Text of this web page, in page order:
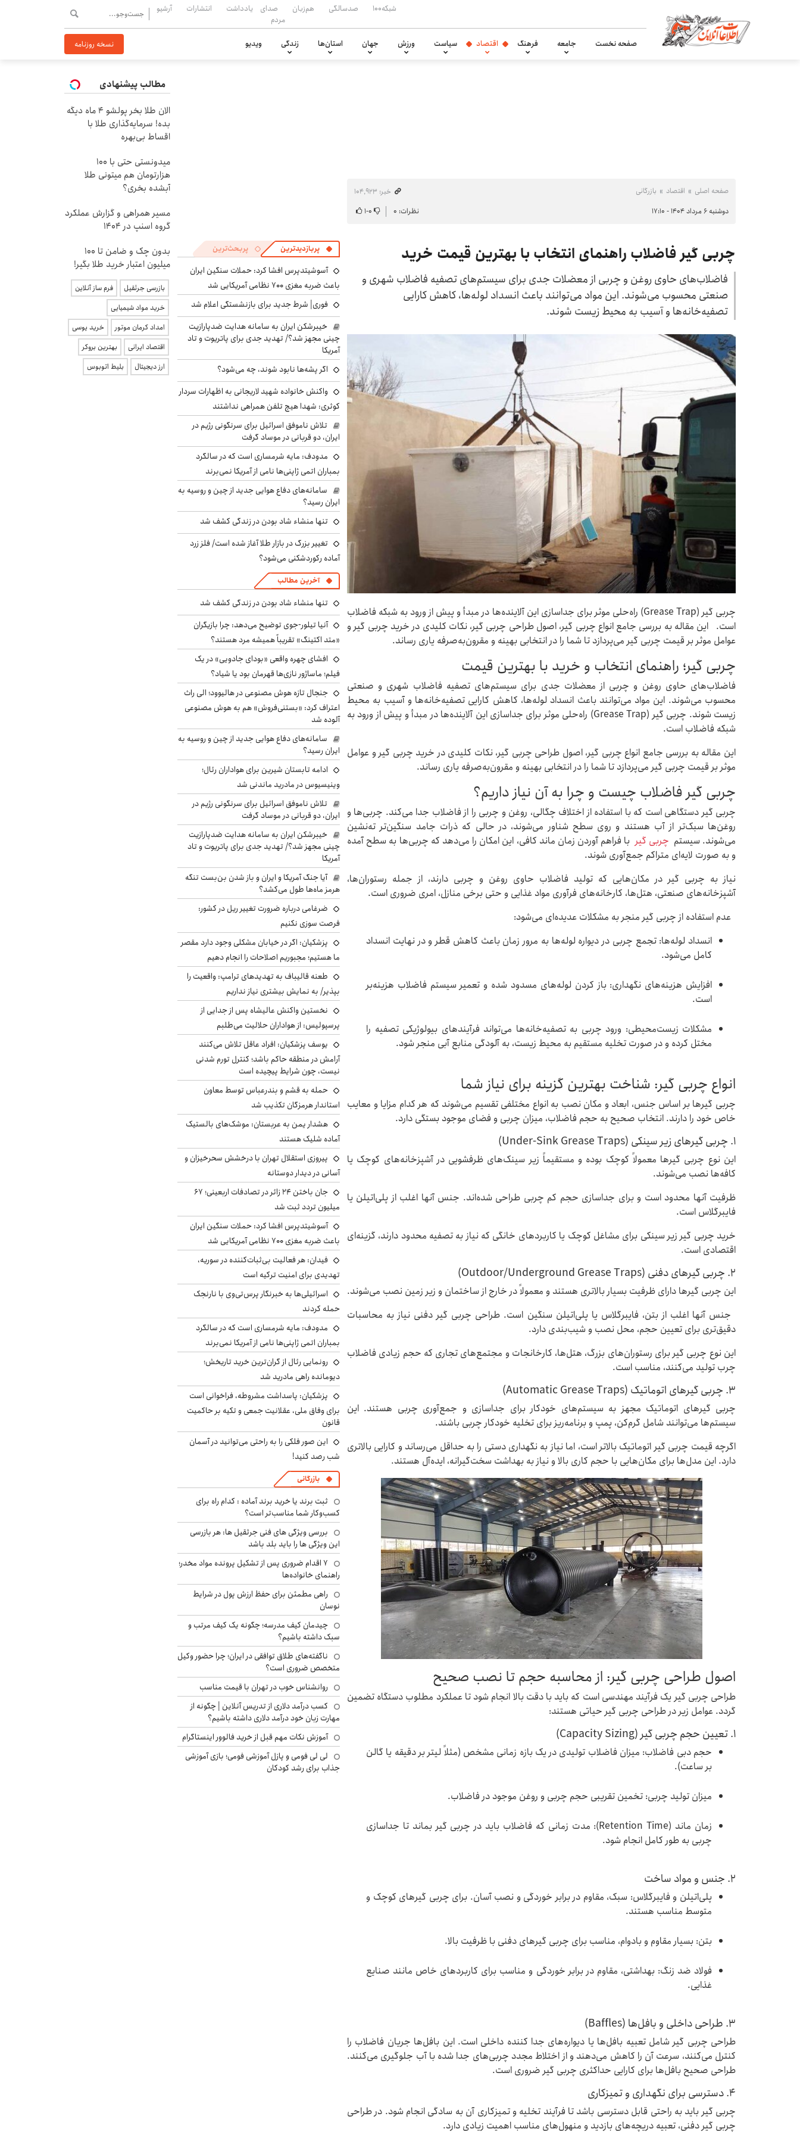
شبکه۱۰۰ صدسالگی هم‌زبان
صدای
مردم
یادداشت انتشارات آرشیو
صفحه نخست جامعه فرهنگ اقتصاد سیاست ورزش جهان استان‌ها زندگی ویدیو نسخه روزنامه
صفحه اصلی اقتصاد بازرگانی
خبر: ۱۰۴٬۹۲۳
دوشنبه ۶ مرداد ۱۴۰۴ - ۱۷:۱۰
نظرات: ۰ ۰-۱
چربی گیر فاضلاب راهنمای انتخاب با بهترین قیمت خرید
فاضلاب‌های حاوی روغن و چربی از معضلات جدی برای سیستم‌های تصفیه فاضلاب شهری و
صنعتی محسوب می‌شوند. این مواد می‌توانند باعث انسداد لوله‌ها، کاهش کارایی
تصفیه‌خانه‌ها و آسیب به محیط زیست شوند.
چربی گیر (Grease Trap) راه‌حلی موثر برای جداسازی این آلاینده‌ها در مبدأ و پیش از ورود به شبکه فاضلاب
است. این مقاله به بررسی جامع انواع چربی گیر، اصول طراحی چربی گیر، نکات کلیدی در خرید چربی گیر و
عوامل موثر بر قیمت چربی گیر می‌پردازد تا شما را در انتخابی بهینه و مقرون‌به‌صرفه یاری رساند.
چربی گیر؛ راهنمای انتخاب و خرید با بهترین قیمت
فاضلاب‌های حاوی روغن و چربی از معضلات جدی برای سیستم‌های تصفیه فاضلاب شهری و صنعتی
محسوب می‌شوند. این مواد می‌توانند باعث انسداد لوله‌ها، کاهش کارایی تصفیه‌خانه‌ها و آسیب به محیط
زیست شوند. چربی گیر (Grease Trap) راه‌حلی موثر برای جداسازی این آلاینده‌ها در مبدأ و پیش از ورود به
شبکه فاضلاب است.
این مقاله به بررسی جامع انواع چربی گیر، اصول طراحی چربی گیر، نکات کلیدی در خرید چربی گیر و عوامل
موثر بر قیمت چربی گیر می‌پردازد تا شما را در انتخابی بهینه و مقرون‌به‌صرفه یاری رساند.
چربی گیر فاضلاب چیست و چرا به آن نیاز داریم؟
چربی گیر دستگاهی است که با استفاده از اختلاف چگالی، روغن و چربی را از فاضلاب جدا می‌کند. چربی‌ها و
روغن‌ها سبک‌تر از آب هستند و روی سطح شناور می‌شوند، در حالی که ذرات جامد سنگین‌تر ته‌نشین
می‌شوند. سیستم چربی گیربا فراهم آوردن زمان ماند کافی، این امکان را می‌دهد که چربی‌ها به سطح آمده
و به صورت لایه‌ای متراکم جمع‌آوری شوند.
نیاز به چربی گیر در مکان‌هایی که تولید فاضلاب حاوی روغن و چربی دارند، از جمله رستوران‌ها،
آشپزخانه‌های صنعتی، هتل‌ها، کارخانه‌های فرآوری مواد غذایی و حتی برخی منازل، امری ضروری است.
عدم استفاده از چربی گیر منجر به مشکلات عدیده‌ای می‌شود:
انسداد لوله‌ها: تجمع چربی در دیواره لوله‌ها به مرور زمان باعث کاهش قطر و در نهایت انسداد
کامل می‌شود.
افزایش هزینه‌های نگهداری: باز کردن لوله‌های مسدود شده و تعمیر سیستم فاضلاب هزینه‌بر
است.
مشکلات زیست‌محیطی: ورود چربی به تصفیه‌خانه‌ها می‌تواند فرآیندهای بیولوژیکی تصفیه را
مختل کرده و در صورت تخلیه مستقیم به محیط زیست، به آلودگی منابع آبی منجر شود.
انواع چربی گیر: شناخت بهترین گزینه برای نیاز شما
چربی گیرها بر اساس جنس، ابعاد و مکان نصب به انواع مختلفی تقسیم می‌شوند که هر کدام مزایا و معایب
خاص خود را دارند. انتخاب صحیح به حجم فاضلاب، میزان چربی و فضای موجود بستگی دارد.
1. چربی گیرهای زیر سینکی (Under-Sink Grease Traps)
این نوع چربی گیرها معمولاً کوچک بوده و مستقیماً زیر سینک‌های ظرفشویی در آشپزخانه‌های کوچک یا
کافه‌ها نصب می‌شوند.
ظرفیت آنها محدود است و برای جداسازی حجم کم چربی طراحی شده‌اند. جنس آنها اغلب از پلی‌اتیلن یا
فایبرگلاس است.
خرید چربی گیر زیر سینکی برای مشاغل کوچک یا کاربردهای خانگی که نیاز به تصفیه محدود دارند، گزینه‌ای
اقتصادی است.
2. چربی گیرهای دفنی (Outdoor/Underground Grease Traps)
این چربی گیرها دارای ظرفیت بسیار بالاتری هستند و معمولاً در خارج از ساختمان و زیر زمین نصب می‌شوند.
جنس آنها اغلب از بتن، فایبرگلاس یا پلی‌اتیلن سنگین است. طراحی چربی گیر دفنی نیاز به محاسبات
دقیق‌تری برای تعیین حجم، محل نصب و شیب‌بندی دارد.
این نوع چربی گیر برای رستوران‌های بزرگ، هتل‌ها، کارخانجات و مجتمع‌های تجاری که حجم زیادی فاضلاب
چرب تولید می‌کنند، مناسب است.
3. چربی گیرهای اتوماتیک (Automatic Grease Traps)
چربی گیرهای اتوماتیک مجهز به سیستم‌های خودکار برای جداسازی و جمع‌آوری چربی هستند. این
سیستم‌ها می‌توانند شامل گرم‌کن، پمپ و برنامه‌ریز برای تخلیه خودکار چربی باشند.
اگرچه قیمت چربی گیر اتوماتیک بالاتر است، اما نیاز به نگهداری دستی را به حداقل می‌رساند و کارایی بالاتری
دارد. این مدل‌ها برای مکان‌هایی با حجم کاری بالا و نیاز به بهداشت سخت‌گیرانه، ایده‌آل هستند.
اصول طراحی چربی گیر: از محاسبه حجم تا نصب صحیح
طراحی چربی گیر یک فرآیند مهندسی است که باید با دقت بالا انجام شود تا عملکرد مطلوب دستگاه تضمین
گردد. عوامل زیر در طراحی چربی گیر حیاتی هستند:
1. تعیین حجم چربی گیر (Capacity Sizing)
حجم دبی فاضلاب: میزان فاضلاب تولیدی در یک بازه زمانی مشخص (مثلاً لیتر بر دقیقه یا گالن
بر ساعت).
میزان تولید چربی: تخمین تقریبی حجم چربی و روغن موجود در فاضلاب.
زمان ماند (Retention Time): مدت زمانی که فاضلاب باید در چربی گیر بماند تا جداسازی
چربی به طور کامل انجام شود.
2. جنس و مواد ساخت
پلی‌اتیلن و فایبرگلاس: سبک، مقاوم در برابر خوردگی و نصب آسان. برای چربی گیرهای کوچک و
متوسط مناسب هستند.
بتن: بسیار مقاوم و بادوام، مناسب برای چربی گیرهای دفنی با ظرفیت بالا.
فولاد ضد زنگ: بهداشتی، مقاوم در برابر خوردگی و مناسب برای کاربردهای خاص مانند صنایع
غذایی.
3. طراحی داخلی و بافل‌ها (Baffles)
طراحی چربی گیر شامل تعبیه بافل‌ها یا دیواره‌های جدا کننده داخلی است. این بافل‌ها جریان فاضلاب را
کنترل می‌کنند، سرعت آن را کاهش می‌دهند و از اختلاط مجدد چربی‌های جدا شده با آب جلوگیری می‌کنند.
طراحی صحیح بافل‌ها برای کارایی حداکثری چربی گیر ضروری است.
4. دسترسی برای نگهداری و تمیزکاری
چربی گیر باید به راحتی قابل دسترسی باشد تا فرآیند تخلیه و تمیزکاری آن به سادگی انجام شود. در طراحی
چربی گیر دفنی، تعبیه دریچه‌های بازدید و منهول‌های مناسب اهمیت زیادی دارد.
پربازدیدترین پربحث‌ترین
آسوشیتدپرس افشا کرد: حملات سنگین ایران
باعث ضربه مغزی ۷۰۰ نظامی آمریکایی شد
فوری| شرط جدید برای بازنشستگی اعلام شد
خیبرشکن ایران به سامانه هدایت ضدپارازیت
چینی مجهز شد؟/ تهدید جدی برای پاتریوت و تاد
آمریکا
اگر پشه‌ها نابود شوند، چه می‌شود؟
واکنش خانواده شهید لاریجانی به اظهارات سردار
کوثری: شهدا هیچ تلفن همراهی نداشتند
تلاش ناموفق اسرائیل برای سرنگونی رژیم در
ایران، دو قربانی در موساد گرفت
مدودف: مایه شرمساری است که در سالگرد
بمباران اتمی ژاپنی‌ها نامی از آمریکا نمی‌برند
سامانه‌های دفاع هوایی جدید از چین و روسیه به
ایران رسید؟
تنها منشاء شاد بودن در زندگی کشف شد
تغییر بزرگ در بازار طلا آغاز شده است/ فلز زرد
آماده رکوردشکنی می‌شود؟
آخرین مطالب
تنها منشاء شاد بودن در زندگی کشف شد
آنیا تیلور-جوی توضیح می‌دهد: چرا بازیگران
«متد اکتینگ» تقریباً همیشه مرد هستند؟
افشای چهره واقعی «بودای جادویی» در یک
فیلم؛ ماساژور نازی‌ها قهرمان بود یا شیاد؟
جنجال تازه هوش مصنوعی در هالیوود؛ الی راث
اعتراف کرد: «بستنی‌فروش» هم به هوش مصنوعی
آلوده شد
سامانه‌های دفاع هوایی جدید از چین و روسیه به
ایران رسید؟
ادامه تابستان شیرین برای هواداران رئال؛
وینیسیوس در مادرید ماندنی شد
تلاش ناموفق اسرائیل برای سرنگونی رژیم در
ایران، دو قربانی در موساد گرفت
خیبرشکن ایران به سامانه هدایت ضدپارازیت
چینی مجهز شد؟/ تهدید جدی برای پاتریوت و تاد
آمریکا
آیا جنگ آمریکا و ایران و باز شدن بن‌بست تنگه
هرمز ماه‌ها طول می‌کشد؟
ضرغامی درباره ضرورت تغییر ریل در کشور:
فرصت سوزی نکنیم
پزشکیان: اگر در خیابان مشکلی وجود دارد مقصر
ما هستیم؛ مجبوریم اصلاحات را انجام دهیم
طعنه قالیباف به تهدیدهای ترامپ: واقعیت را
بپذیر/ به نمایش بیشتری نیاز نداریم
نخستین واکنش عالیشاه پس از جدایی از
پرسپولیس: از هواداران حلالیت می‌طلبم
یوسف پزشکیان: افراد عاقل تلاش می‌کنند
آرامش در منطقه حاکم باشد؛ کنترل تورم شدنی
نیست، چون شرایط پیچیده است
حمله به قشم و بندرعباس توسط معاون
استاندار هرمزگان تکذیب شد
هشدار یمن به عربستان: موشک‌های بالستیک
آماده شلیک هستند
پیروزی استقلال تهران با درخشش سحرخیزان و
آسانی در دیدار دوستانه
جان باختن ۲۴ زائر در تصادفات اربعینی؛ ۶۷
میلیون تردد ثبت شد
آسوشیتدپرس افشا کرد: حملات سنگین ایران
باعث ضربه مغزی ۷۰۰ نظامی آمریکایی شد
فیدان: هر فعالیت بی‌ثبات‌کننده در سوریه،
تهدیدی برای امنیت ترکیه است
اسرائیلی‌ها به خبرنگار پرس‌تی‌وی با نارنجک
حمله کردند
مدودف: مایه شرمساری است که در سالگرد
بمباران اتمی ژاپنی‌ها نامی از آمریکا نمی‌برند
رونمایی رئال از گران‌ترین خرید تاریخش؛
دیومانده راهی مادرید شد
پزشکیان: پاسداشت مشروطه، فراخوانی است
برای وفاق ملی، عقلانیت جمعی و تکیه بر حاکمیت
قانون
این صور فلکی را به راحتی می‌توانید در آسمان
شب رصد کنید!
بازرگانی
ثبت برند یا خرید برند آماده : کدام راه برای
کسب‌وکار شما مناسب‌تر است؟
بررسی ویژگی های فنی جرثقیل ها: هر بازرسی
این ویژگی ها را باید بلد باشد
۷ اقدام ضروری پس از تشکیل پرونده مواد مخدر؛
راهنمای خانواده‌ها
راهی مطمئن برای حفظ ارزش پول در شرایط
نوسان
چیدمان کیف مدرسه؛ چگونه یک کیف مرتب و
سبک داشته باشیم؟
ناگفته‌های طلاق توافقی در ایران؛ چرا حضور وکیل
متخصص ضروری است؟
روانشناس خوب در تهران با قیمت مناسب
کسب درآمد دلاری از تدریس آنلاین | چگونه از
مهارت زبان خود درآمد دلاری داشته باشیم؟
آموزش نکات مهم قبل از خرید فالوور اینستاگرام
لی لی فومی و پازل آموزشی فومی؛ بازی آموزشی
جذاب برای رشد کودکان
مطالب پیشنهادی
الان طلا بخر پولشو 4 ماه دیگه
بده! سرمایه‌گذاری طلا با
اقساط بی‌بهره
میدونستی حتی با ۱۰۰
هزارتومان هم میتونی طلا
آبشده بخری؟
مسیر همراهی و گزارش عملکرد
گروه اسنپ در ۱۴۰۴
بدون چک و ضامن تا 100
میلیون اعتبار خرید طلا بگیر!
بازرسی جرثقیل
فرم ساز آنلاین
خرید مواد شیمیایی
امداد کرمان موتور
خرید یوسی
اقتصاد ایرانی
بهترین بروکر
ارز دیجیتال
بلیط اتوبوس